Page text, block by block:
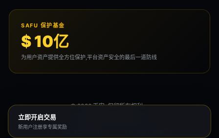
SAFU 保护基金
$ 10亿
为用户资产提供全方位保护,平台资产安全的最后一道防线
© 2026 币安. 保留所有权利。
立即开启交易
新用户注册享专属奖励